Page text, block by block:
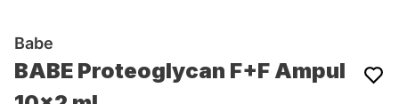
Babe
BABE Proteoglycan F+F Ampul